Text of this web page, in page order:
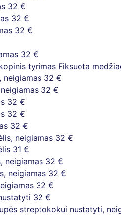
32 €
32 €
32 €
32 €
tyrimas Fiksuota
neigiamas 32 €
32 €
32 €
32 €
32 €
neigiamas 32 €
31 €
neigiamas 32 €
neigiamas 32 €
32 €
32 €
streptokokui nustatyti,